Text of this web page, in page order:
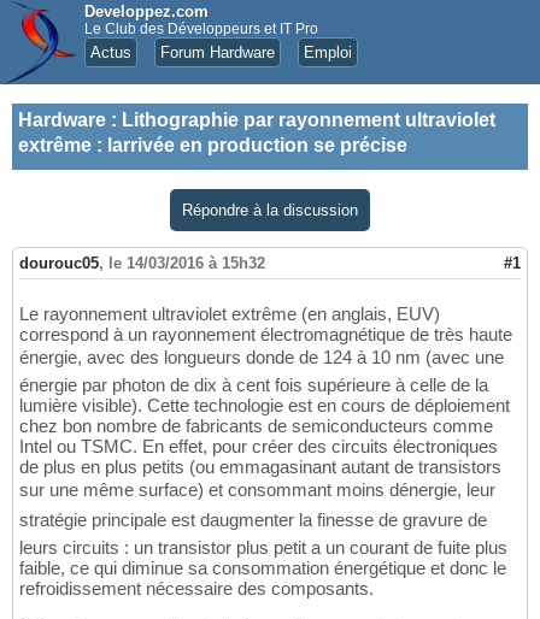
Developpez.com
Le Club des Développeurs et IT Pro
Actus Forum Hardware Emploi
Hardware : Lithographie par rayonnement ultraviolet
extrême : larrivée en production se précise
Répondre à la discussion
dourouc05, le 14/03/2016 à 15h32 #1
Le rayonnement ultraviolet extrême (en anglais, EUV)
correspond à un rayonnement électromagnétique de très haute
énergie, avec des longueurs donde de 124 à 10 nm (avec une
énergie par photon de dix à cent fois supérieure à celle de la
lumière visible). Cette technologie est en cours de déploiement
chez bon nombre de fabricants de semiconducteurs comme
Intel ou TSMC. En effet, pour créer des circuits électroniques
de plus en plus petits (ou emmagasinant autant de transistors
sur une même surface) et consommant moins dénergie, leur
stratégie principale est daugmenter la finesse de gravure de
leurs circuits : un transistor plus petit a un courant de fuite plus
faible, ce qui diminue sa consommation énergétique et donc le
refroidissement nécessaire des composants.